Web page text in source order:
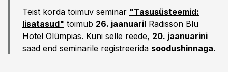
Teist korda toimuv seminar "Tasusüsteemid:
lisatasud" toimub 26. jaanuaril Radisson Blu
Hotel Olümpias. Kuni selle reede, 20. jaanuarini
saad end seminarile registreerida soodushinnaga.